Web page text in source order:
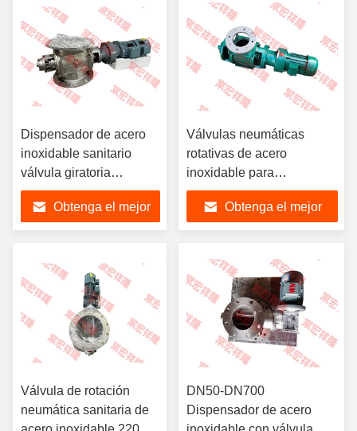
Dispensador de acero
inoxidable sanitario
válvula giratoria
neumática 220V 380V
440V eléctrica
personalizada
Obtenga el mejor
Válvulas neumáticas
rotativas de acero
inoxidable para
dispensadores eléctricos
personalizados
Obtenga el mejor
Válvula de rotación
neumática sanitaria de
DN50-DN700
Dispensador de acero